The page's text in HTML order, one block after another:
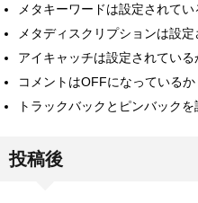
メタキーワードは設定されてい
メタディスクリプションは設
アイキャッチは設定されている
コメントはOFFになっているか
トラックバックとピンバック
投稿後